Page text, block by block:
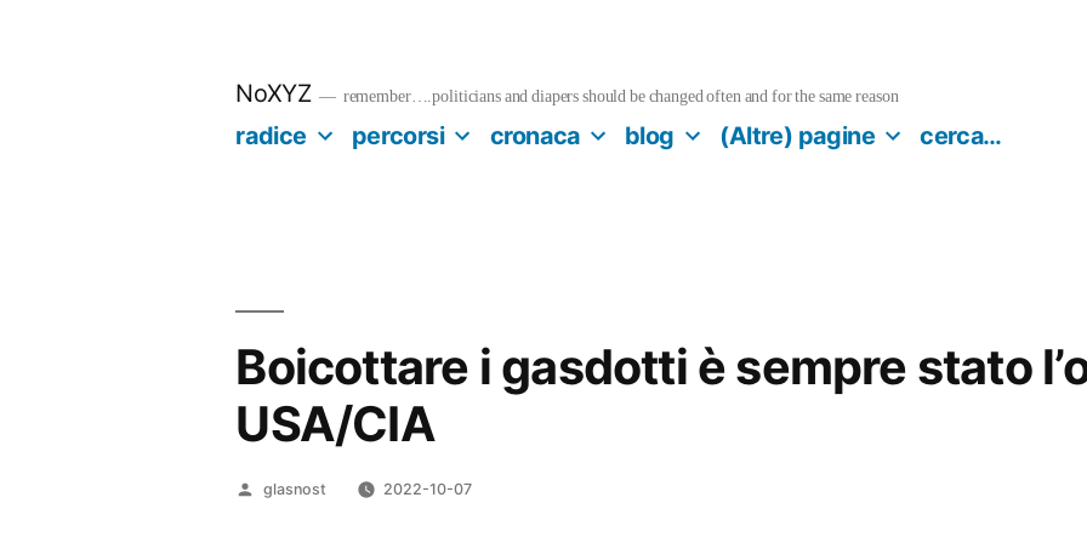
NoXYZ remember….politicians and diapers should be changed often and for the same reason
radice percorsi cronaca blog (Altre) pagine cerca…
Boicottare i gasdotti è sempre stato
USA/CIA
Pubblicato
glasnost 2022-10-07